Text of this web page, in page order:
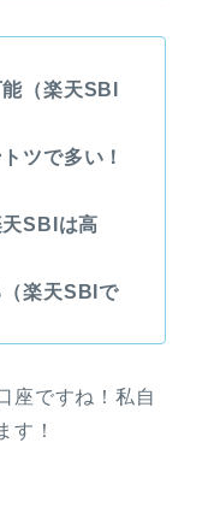
（楽天SBI
ツで多い！
SBIは高
楽天SBIで
座ですね！私自
す！